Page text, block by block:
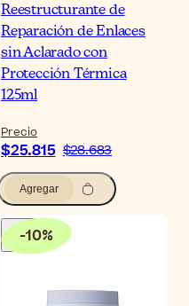
Reestructurante de
Reparación de Enlaces
sin Aclarado con
Protección Térmica
125ml
Precio
$25.815 $28.683
Agregar
-10%